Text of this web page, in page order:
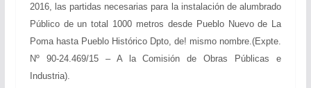
2016, las partidas necesarias para la instalación de alumbrado
Público de un total 1000 metros desde Pueblo Nuevo de La
Poma hasta Pueblo Histórico Dpto, de! mismo nombre.(Expte.
Nº 90-24.469/15 – A la Comisión de Obras Públicas e
Industria).